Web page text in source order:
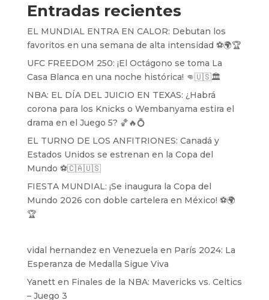
Entradas recientes
EL MUNDIAL ENTRA EN CALOR: Debutan los
favoritos en una semana de alta intensidad ⚽️🌍🏆
UFC FREEDOM 250: ¡El Octágono se toma La
Casa Blanca en una noche histórica! 👊🇺🇸🏛️
NBA: EL DÍA DEL JUICIO EN TEXAS: ¿Habrá
corona para los Knicks o Wembanyama estira el
drama en el Juego 5? 🏀🔥💍
EL TURNO DE LOS ANFITRIONES: Canadá y
Estados Unidos se estrenan en la Copa del
Mundo ⚽️🇨🇦🇺🇸
FIESTA MUNDIAL: ¡Se inaugura la Copa del
Mundo 2026 con doble cartelera en México! ⚽️🌍
🏆
vidal hernandez en Venezuela en París 2024: La
Esperanza de Medalla Sigue Viva
Yanetten Finales de la NBA: Mavericks vs. Celtics
– Juego 3